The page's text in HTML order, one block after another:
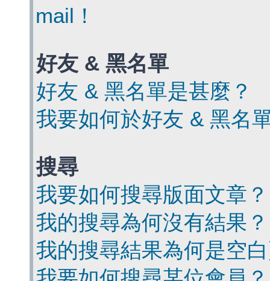
mail！
好友 & 黑名單
好友 & 黑名單是甚麼？
我要如何於好友 & 黑名
搜尋
我要如何搜尋版面文章？
我的搜尋為何沒有結果？
我的搜尋結果為何是空